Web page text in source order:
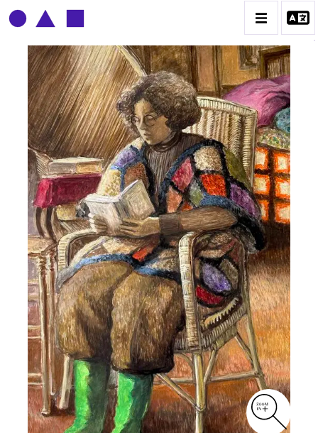
CLAUDE GROBÉTY
BIOGRAPHIE
CATALOGUE DES OEUVRES
CONTACT